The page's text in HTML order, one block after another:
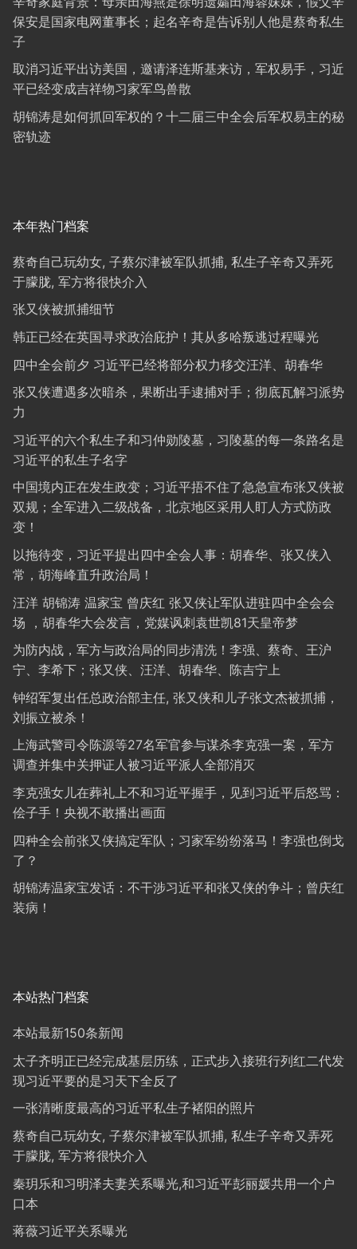
保安是国家电网董事长；起名辛奇是告诉别人他是蔡奇私生
子
取消习近平出访美国，邀请泽连斯基来访，军权易手，习近
平已经变成吉祥物习家军鸟兽散
胡锦涛是如何抓回军权的？十二届三中全会后军权易主的秘
密轨迹
本年热门档案
蔡奇自己玩幼女, 子蔡尔津被军队抓捕, 私生子辛奇又弄死
于朦胧, 军方将很快介入
张又侠被抓捕细节
韩正已经在英国寻求政治庇护！其从多哈叛逃过程曝光
四中全会前夕 习近平已经将部分权力移交汪洋、胡春华
张又侠遭遇多次暗杀，果断出手逮捕对手；彻底瓦解习派势
力
习近平的六个私生子和习仲勋陵墓，习陵墓的每一条路名是
习近平的私生子名字
中国境内正在发生政变；习近平捂不住了急急宣布张又侠被
双规；全军进入二级战备，北京地区采用人盯人方式防政
变！
以拖待变，习近平提出四中全会人事：胡春华、张又侠入
常，胡海峰直升政治局！
汪洋 胡锦涛 温家宝 曾庆红 张又侠让军队进驻四中全会会
场 ，胡春华大会发言，党媒讽刺袁世凯81天皇帝梦
为防内战，军方与政治局的同步清洗！李强、蔡奇、王沪
宁、李希下；张又侠、汪洋、胡春华、陈吉宁上
钟绍军复出任总政治部主任, 张又侠和儿子张文杰被抓捕，
刘振立被杀！
上海武警司令陈源等27名军官参与谋杀李克强一案，军方
调查并集中关押证人被习近平派人全部消灭
李克强女儿在葬礼上不和习近平握手，见到习近平后怒骂：
侩子手！央视不敢播出画面
四种全会前张又侠搞定军队；习家军纷纷落马！李强也倒戈
了？
胡锦涛温家宝发话：不干涉习近平和张又侠的争斗；曾庆红
装病！
本站热门档案
本站最新150条新闻
太子齐明正已经完成基层历练，正式步入接班行列红二代发
现习近平要的是习天下全反了
一张清晰度最高的习近平私生子褚阳的照片
蔡奇自己玩幼女, 子蔡尔津被军队抓捕, 私生子辛奇又弄死
于朦胧, 军方将很快介入
秦玥乐和习明泽夫妻关系曝光,和习近平彭丽媛共用一个户
口本
蒋薇习近平关系曝光